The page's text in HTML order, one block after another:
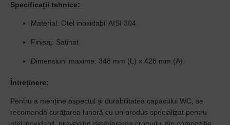
Specificații tehnice:
Material: Oțel inoxidabil AISI 304
Finisaj: Satinat
Dimensiuni maxime: 348 mm (L) x 428 mm (A)
Întreținere:
Pentru a menține aspectul și durabilitatea capacului WC, se
recomandă curățarea lunară cu un produs specializat pentru